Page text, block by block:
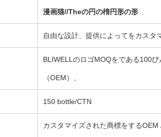
漫画猫//Theの円の楕円形の形
自由な設計、提供によってをカスタ
BLIWELLのロゴMOQをである100
（OEM）、
150 bottle/CTN
カスタマイズされた商標をするOEM